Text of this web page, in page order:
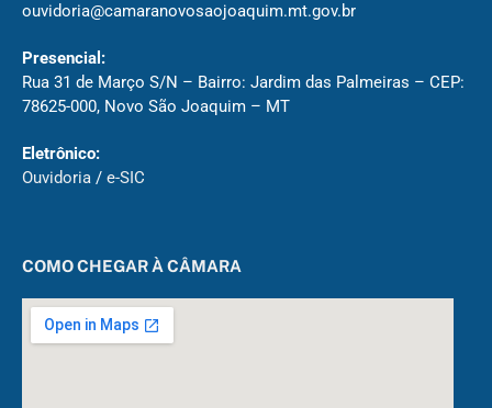
ouvidoria@camaranovosaojoaquim.mt.gov.br
Presencial:
Rua 31 de Março S/N – Bairro: Jardim das Palmeiras – CEP:
78625-000, Novo São Joaquim – MT
Eletrônico:
Ouvidoria / e-SIC
COMO CHEGAR À CÂMARA